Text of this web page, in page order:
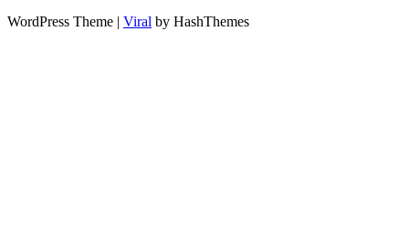
WordPress Theme | Viral by HashThemes